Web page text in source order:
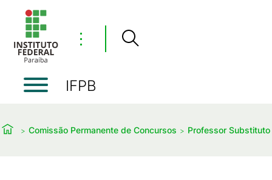
⋮
IFPB
Comissão Permanente de Concursos Professor Substituto